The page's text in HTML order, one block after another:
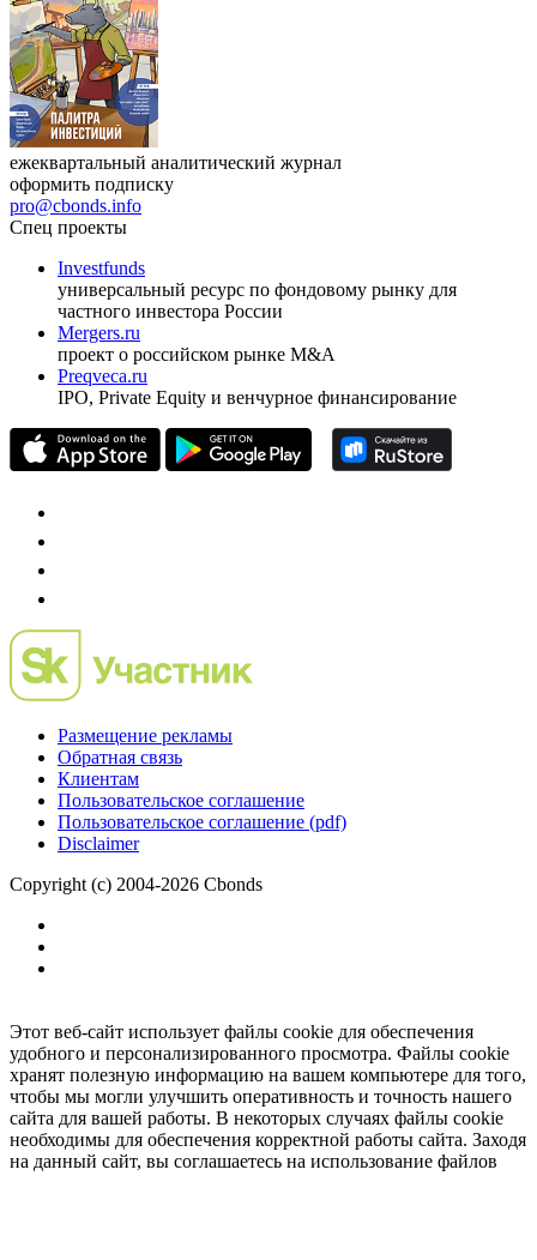
ежеквартальный аналитический журнал
оформить подписку
pro@cbonds.info
Спец проекты
Investfunds
универсальный ресурс по фондовому рынку для
частного инвестора России
Mergers.ru
проект о российском рынке M&A
Preqveca.ru
IPO, Private Equity и венчурное финансирование
Размещение рекламы
Обратная связь
Клиентам
Пользовательское соглашение
Пользовательское соглашение (pdf)
Disclaimer
Copyright (c) 2004-2026 Cbonds
Этот веб-сайт использует файлы cookie для обеспечения
удобного и персонализированного просмотра. Файлы cookie
хранят полезную информацию на вашем компьютере для того,
чтобы мы могли улучшить оперативность и точность нашего
сайта для вашей работы. В некоторых случаях файлы cookie
необходимы для обеспечения корректной работы сайта. Заходя
на данный сайт, вы соглашаетесь на использование файлов